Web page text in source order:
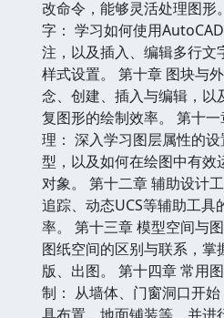
改命令，能够灵活处理图形
字： 学习如何使用
注，以及插入、编辑多行
样式设置。 第十章 图块与
念、创建、插入与编辑，
复图形的绘制效率。 第十
理： 深入学习图层属性的
型，以及如何在绘图中有效
对象。 第十二章 辅助设计
追踪、动态UCS等辅助工
率。 第十三章 模型空间与
图纸空间的区别与联系，
版、出图。 第十四章 常用
制： 从墙体、门窗洞口开